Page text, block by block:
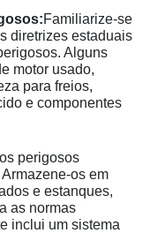
Familiarize-se
diretrizes estaduais
Alguns
motor usado,
para freios,
e componentes
perigosos
os em
e estanques,
as normas
inclui um sistema